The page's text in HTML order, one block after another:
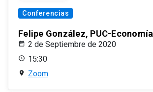
Conferencias
Felipe González, PUC-Economía
2 de Septiembre de 2020
15:30
Zoom